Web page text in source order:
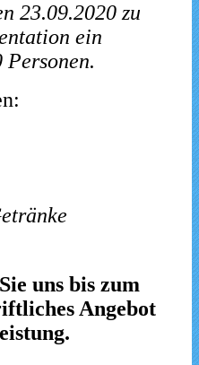
23.09.2020 zu
ein
uns bis zum
Angebot